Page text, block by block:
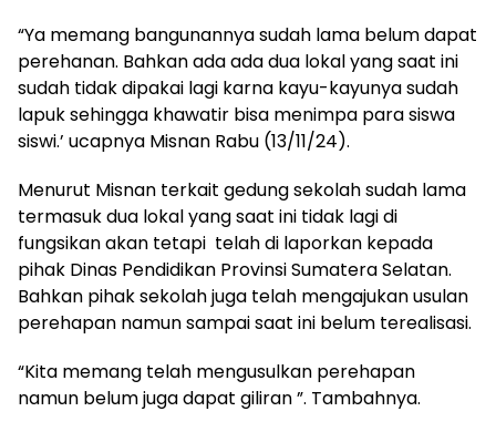
“Ya memang bangunannya sudah lama belum dapat
perehanan. Bahkan ada ada dua lokal yang saat ini
sudah tidak dipakai lagi karna kayu-kayunya sudah
lapuk sehingga khawatir bisa menimpa para siswa
siswi.’ ucapnya Misnan Rabu (13/11/24).
Menurut Misnan terkait gedung sekolah sudah lama
termasuk dua lokal yang saat ini tidak lagi di
fungsikan akan tetapi telah di laporkan kepada
pihak Dinas Pendidikan Provinsi Sumatera Selatan.
Bahkan pihak sekolah juga telah mengajukan usulan
perehapan namun sampai saat ini belum terealisasi.
“Kita memang telah mengusulkan perehapan
namun belum juga dapat giliran ”. Tambahnya.